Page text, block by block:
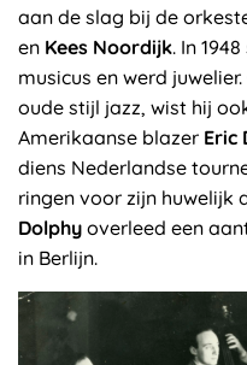
aan de slag bij de
en Kees Noordijk. In
musicus en werd
oude stijl jazz, wist hij
Amerikaanse blazer Eric
diens Nederlandse
ringen voor zijn huwelijk
Dolphy overleed een
in Berlijn.